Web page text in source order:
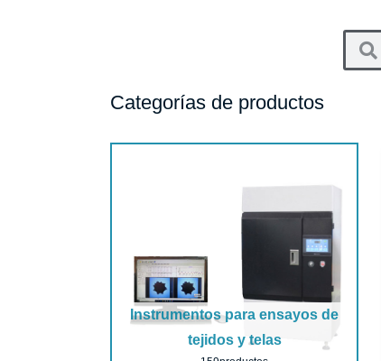
Categorías de productos
Instrumentos para ensayos de
tejidos y telas